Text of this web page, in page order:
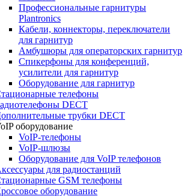
Профессиональные гарнитуры
Plantronics
Кабели, коннекторы, переключатели
для гарнитур
Амбушюры для операторских гарнитур
Cпикерфоны для конференций,
усилители для гарнитур
Оборудование для гарнитур
телефоны
DECT
трубки DECT
оборудование
VoIP-телефоны
VoIP-шлюзы
Оборудование для VoIP телефонов
для радиостанций
GSM телефоны
оборудование